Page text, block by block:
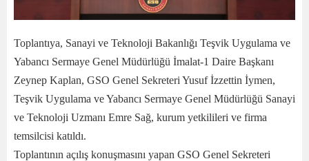
Toplantıya, Sanayi ve Teknoloji Bakanlığı Teşvik Uygulama ve
Yabancı Sermaye Genel Müdürlüğü İmalat-1 Daire Başkanı
Zeynep Kaplan, GSO Genel Sekreteri Yusuf İzzettin İymen,
Teşvik Uygulama ve Yabancı Sermaye Genel Müdürlüğü Sanayi
ve Teknoloji Uzmanı Emre Sağ, kurum yetkilileri ve firma
temsilcisi katıldı.
Toplantının açılış konuşmasını yapan GSO Genel Sekreteri